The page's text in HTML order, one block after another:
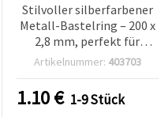
Stilvoller silberfarbener
Metall-Bastelring – 200 x
2,8 mm, perfekt für
kreative DIY-Projekte &
Artikelnummer: 403703
1.10€ 1-9 Stück